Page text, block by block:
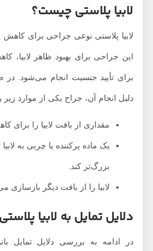
لابیا پلاستی چیست؟
لابیا پلاستی نوعی جراحی برای کاهش یا
این جراحی برای بهبود ظاهر لابیا، کاهش
برای تأیید جنسیت انجام می‌شود. در طول
دلیل انجام آن، جراح یکی از موارد زیر را
مقداری از بافت لابیا را برای کاهش
یک ماده پرکننده یا چربی به لابیا
بزرگ‌تر کند.
لابیا را از بافت دیگر بازسازی می‌کند.
دلایل تمایل به لابیا
در ادامه به بررسی دلایل تمایل بانوان